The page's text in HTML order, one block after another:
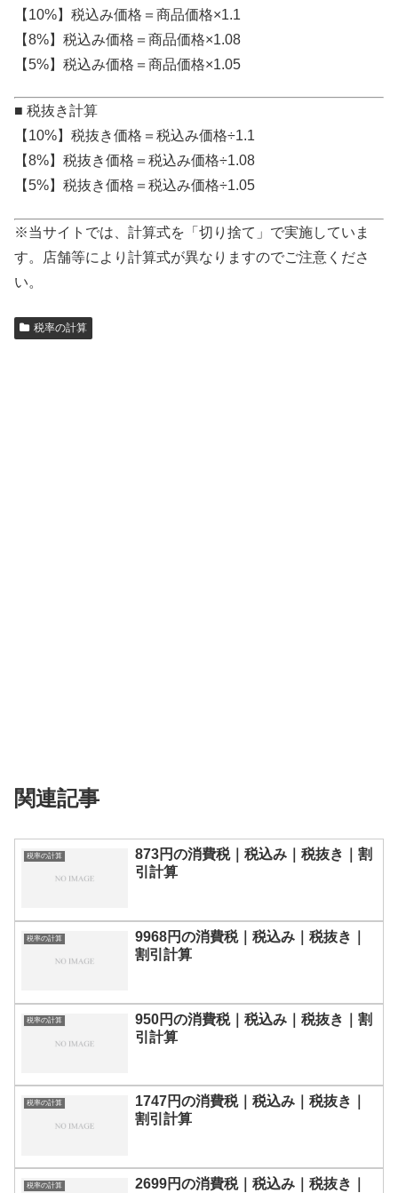
【10%】税込み価格＝商品価格×1.1
【8%】税込み価格＝商品価格×1.08
【5%】税込み価格＝商品価格×1.05
■ 税抜き計算
【10%】税抜き価格＝税込み価格÷1.1
【8%】税抜き価格＝税込み価格÷1.08
【5%】税抜き価格＝税込み価格÷1.05
※当サイトでは、計算式を「切り捨て」で実施していま
す。店舗等により計算式が異なりますのでご注意くださ
い。
税率の計算
関連記事
税率の計算
873円の消費税｜税込み｜税抜き｜割
引計算
税率の計算
9968円の消費税｜税込み｜税抜き｜
割引計算
税率の計算
950円の消費税｜税込み｜税抜き｜割
引計算
税率の計算
1747円の消費税｜税込み｜税抜き｜
割引計算
税率の計算
2699円の消費税｜税込み｜税抜き｜